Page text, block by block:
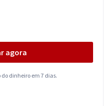
agora
dinheiro em 7 dias.